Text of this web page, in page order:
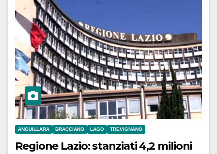
ANGUILLARA BRACCIANO LAGO TREVIGNANO
Regione Lazio: stanziati 4,2 milioni